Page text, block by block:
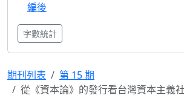
編後
字數統計
期刊列表
第 15 期
從《資本論》的發行看台灣資本主義